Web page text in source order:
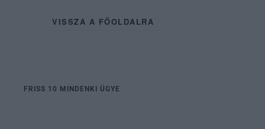
VISSZA A FŐOLDALRA
FRISS 10 MINDENKI ÜGYE